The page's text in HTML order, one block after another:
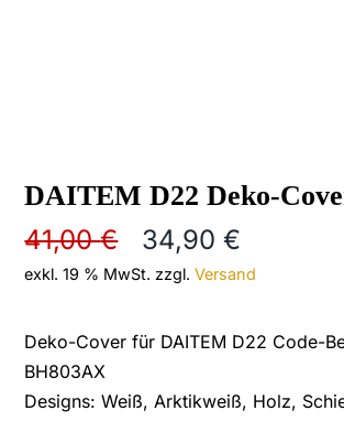
DAITEM D22 Deko-
41,00€ 34,90€
exkl. 19 % MwSt. zzgl.Versand
Deko-Cover für DAITEM D22 Code-
BH803AX
Designs: Weiß, Arktikweiß, Holz,